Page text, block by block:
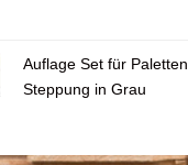
Auflage Set für Paletten
Steppung in Grau